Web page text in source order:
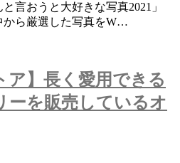
言おうと大好きな写真2021」
から厳選した写真をW…
ア】長く愛用できる
ーを販売しているオ